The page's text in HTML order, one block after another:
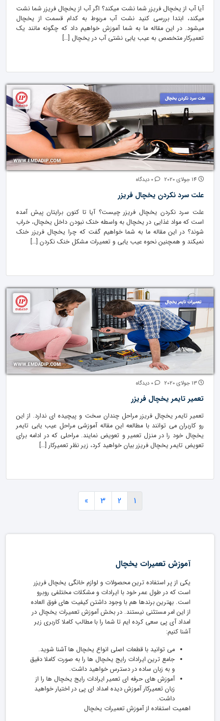
آیا آب از یخچال فریزر شما نشت میکند؟ اگر آب از یخچال فریزر شما نشت
میکند، ابتدا بررسی کنید نشت آب مربوط به کدام قسمت از یخچال
میشود. در این مقاله ما به شما آموزش خواهیم داد که چگونه مانند یک
تعمیرکار متخصص به عیب یابی نشتی آب در یخچال […]
علت سرد نکردن یخچال فریزر
علت سرد نکردن یخچال فریزر چیست؟ آیا تا کنون برایتان پیش آمده
است که مواد غذایی در یخچال به واسطه خنک نبودن داخل یخچال، خراب
شوند؟ در این مقاله ما به شما خواهیم گفت که چرا یخچال فریزر خنک
نمیکند و همچنین نحوه عیب یابی و تعمیرات مشکل خنک نکردن […]
تعمیر تایمر یخچال فریزر
تعمیر تایمر یخچال فریزر مراحل چندان سخت و پیچیده ای ندارد. از این
رو کاربران می توانند با مطالعه این مقاله آموزشی مراحل عیب یابی تایمر
یخچال خود را در منزل تعمیر و تعویض نمایند. مراحلی که در ادامه برای
تعویض تایمر یخچال فریزر بیان خواهید کرد، زیر نظر تعمیرکار […]
1
2
3
»
آموزش تعمیرات یخچال
یکی از پر استفاده ترین محصولات و لوازم خانگی یخچال فریزر
است که در طول عمر خود با ایرادات و مشکلات مختلفی روبرو
است. بهترین برندها هم با وجود داشتن کیفیت های فوق العاده
از این امر مستثنی نیستند. در بخش آموزش تعمیرات یخچال در
امداد آی پی سعی کرده ایم تا شما را با مطالب کاملا کاربری زیر
آشنا کنیم:
می توانید با قطعات اصلی انواع یخچال ها آشنا شوید.
جامع ترین ایرادات رایج یخچال ها را به صورت کاملا دقیق
و به زبان ساده در دسترس خواهید داشت.
آموزش های حرفه ای تعمیر ایرادات رایج یخچال ها را از
زبان تعمیرکار آموزش دیده امداد ای پی در اختیار خواهید
داشت.
اهمیت استفاده از آموزش تعمیرات یخچال